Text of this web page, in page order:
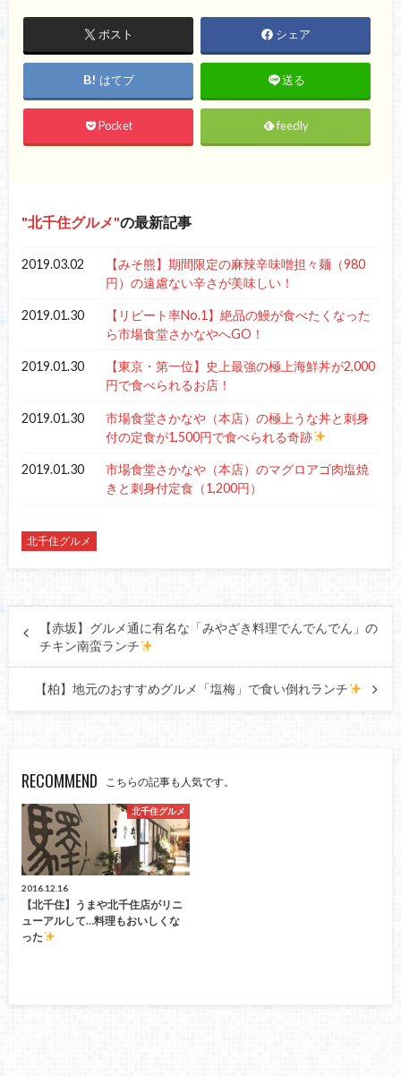
ポスト シェア
はてブ 送る
Pocket feedly
北千住グルメ の最新記事
2019.03.02
【みそ熊】期間限定の麻辣辛味噌担々麺（980
円）の遠慮ない辛さが美味しい！
2019.01.30
【リピート率No.1】絶品の鰻が食べたくなった
ら市場食堂さかなやへGO！
2019.01.30
【東京・第一位】史上最強の極上海鮮丼が2,000
円で食べられるお店！
2019.01.30
市場食堂さかなや（本店）の極上うな丼と刺身
付の定食が1,500円で食べられる奇跡
2019.01.30
市場食堂さかなや（本店）のマグロアゴ肉塩焼
きと刺身付定食（1,200円）
北千住グルメ
【赤坂】グルメ通に有名な「みやざき料理でんでんでん」の
チキン南蛮ランチ
【柏】地元のおすすめグルメ「塩梅」で食い倒れランチ
RECOMMEND こちらの記事も人気です。
北千住グルメ
2016.12.16
【北千住】うまや北千住店がリニ
ューアルして…料理もおいしくな
った